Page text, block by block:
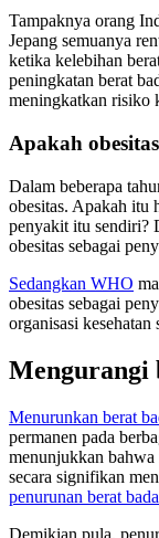
Tampaknya orang
Jepang semuanya
ketika kelebihan
peningkatan berat
meningkatkan risiko
Apakah
Dalam beberapa
obesitas. Apakah itu
penyakit itu sendiri?
obesitas sebagai
Sedangkan WHO
obesitas sebagai
organisasi
Mengurangi
Menurunkan berat
permanen pada
menunjukkan bahwa
secara signifikan
penurunan berat
Demikian pula,